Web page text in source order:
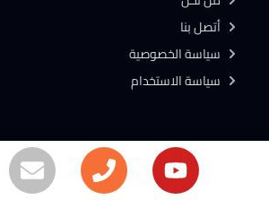
المكتبة القانونية
أتصل بنا
سياسة الخصوصية
سياسة الاستخدام